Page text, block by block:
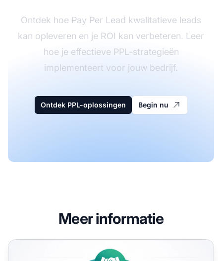
Ontdek hoe Pay Per Lead kwalitatieve leads
kan opleveren en je ROI kan verbeteren. Leer
hoe je effectieve PPL-strategieën
implementeert voor jouw bedrijf.
Ontdek PPL-oplossingen Begin nu
Meer informatie
Hoe B2B Affiliate Marketing de Leadgeneratie Verbeterd